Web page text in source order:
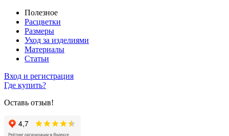
Полезное
Расцветки
Размеры
Уход за изделиями
Материалы
Статьи
Вход и регистрация
Где купить?
Оставь отзыв!